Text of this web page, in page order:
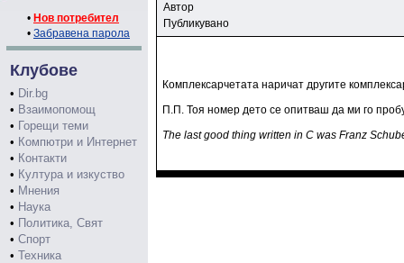
• Нов потребител
• Забравена парола
Клубове
• Dir.bg
• Взаимопомощ
• Горещи теми
• Компютри и Интернет
• Контакти
• Култура и изкуство
• Мнения
• Наука
• Политика, Свят
• Спорт
• Техника
Автор
Публикувано
Комплексарчетата наричат другите
П.П. Тоя номер дето се опитваш да ми го
The last good thing written in C was Franz